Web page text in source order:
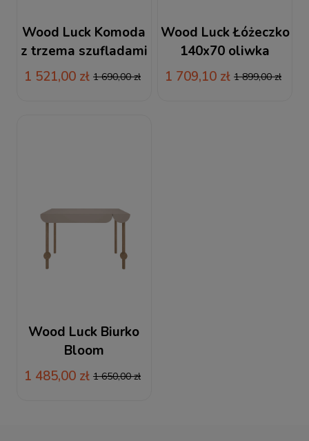
Wood Luck Komoda
z trzema szufladami
różowa Babushka
1 521,00 zł 1 690,00 zł
Wood Luck Łóżeczko
140x70 oliwka
Babushka
1 709,10 zł 1 899,00 zł
Wood Luck Biurko
Bloom
1 485,00 zł 1 650,00 zł